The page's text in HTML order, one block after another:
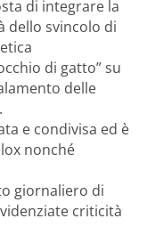
di integrare la
dello svincolo di
di gatto” su
delle
e condivisa ed è
nonché
giornaliero di
criticità